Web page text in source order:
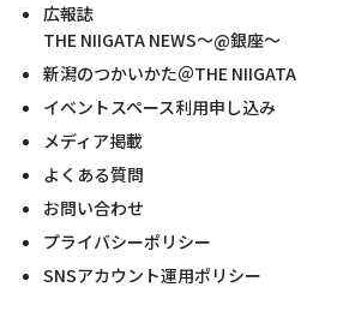
広報誌
THE NIIGATA NEWS～@銀座～
新潟のつかいかた＠THE NIIGATA
イベントスペース利用申し込み
メディア掲載
よくある質問
お問い合わせ
プライバシーポリシー
SNSアカウント運用ポリシー